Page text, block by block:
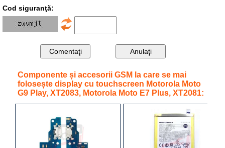
Cod siguranţă:
Componente și accesorii GSM la care se mai
folosește display cu touchscreen Motorola Moto
G9 Play, XT2083, Motorola Moto E7 Plus, XT2081: